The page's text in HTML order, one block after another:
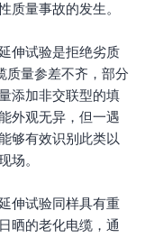
质量事故的发生。
伸试验是拒绝劣质
质量参差不齐，部分
添加非交联型的填
外观无异，但一遇
够有效识别此类以
场。
伸试验同样具有重
晒的老化电缆，通